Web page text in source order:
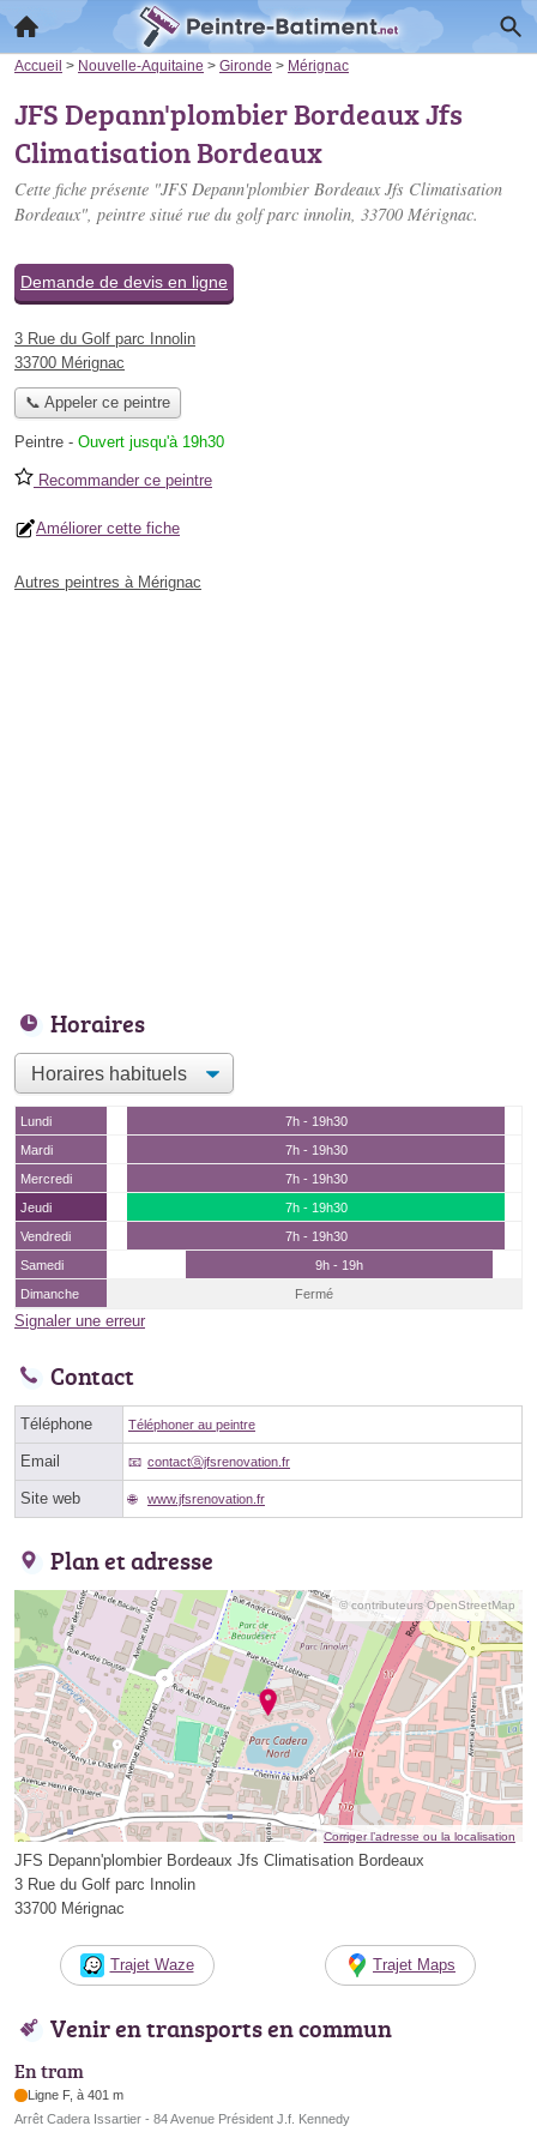
Accueil > Nouvelle-Aquitaine > Gironde > Mérignac
JFS Depann'plombier Bordeaux Jfs
Climatisation Bordeaux
Cette fiche présente "JFS Depann'plombier Bordeaux Jfs Climatisation
Bordeaux", peintre situé rue du golf parc innolin, 33700 Mérignac.
Demande de devis en ligne
3 Rue du Golf parc Innolin
33700 Mérignac
📞 Appeler ce peintre
Peintre - Ouvert jusqu'à 19h30
Recommander ce peintre
Améliorer cette fiche
Autres peintres à Mérignac
Horaires
Lundi
7h - 19h30
Mardi
7h - 19h30
Mercredi
7h - 19h30
Jeudi
7h - 19h30
Vendredi
7h - 19h30
Samedi
9h - 19h
Dimanche
Fermé
Signaler une erreur
Contact
Téléphone Téléphoner au peintre
Email contactⓐjfsrenovation.fr
Site web www.jfsrenovation.fr
Plan et adresse
© contributeurs OpenStreetMap
Corriger l’adresse ou la localisation
JFS Depann'plombier Bordeaux Jfs Climatisation Bordeaux
3 Rue du Golf parc Innolin
33700 Mérignac
Trajet Waze Trajet Maps
Venir en transports en commun
En tram
Ligne F, à 401 m
Arrêt Cadera Issartier - 84 Avenue Président J.f. Kennedy